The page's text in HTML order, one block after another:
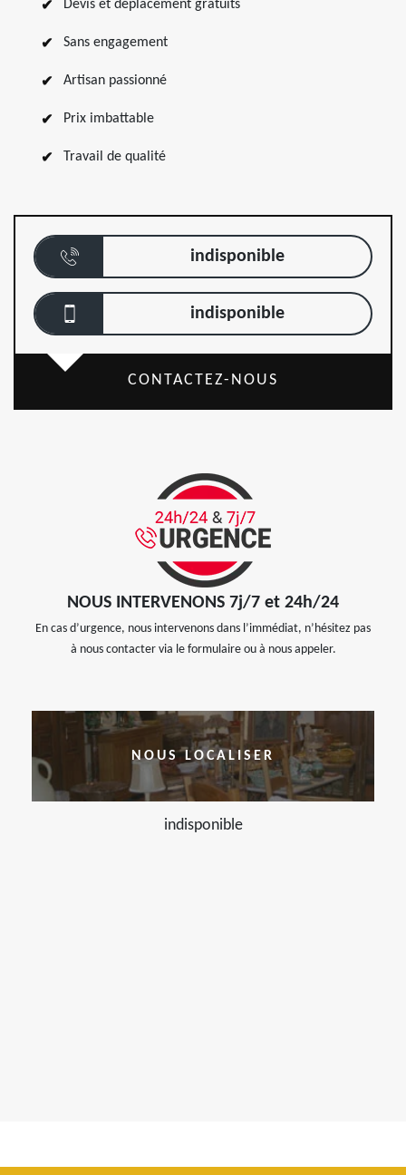
Devis et déplacement gratuits
Sans engagement
Artisan passionné
Prix imbattable
Travail de qualité
indisponible
indisponible
CONTACTEZ-NOUS
NOUS INTERVENONS 7j/7 et 24h/24
En cas d’urgence, nous intervenons dans l’immédiat, n’hésitez pas
à nous contacter via le formulaire ou à nous appeler.
NOUS LOCALISER
indisponible